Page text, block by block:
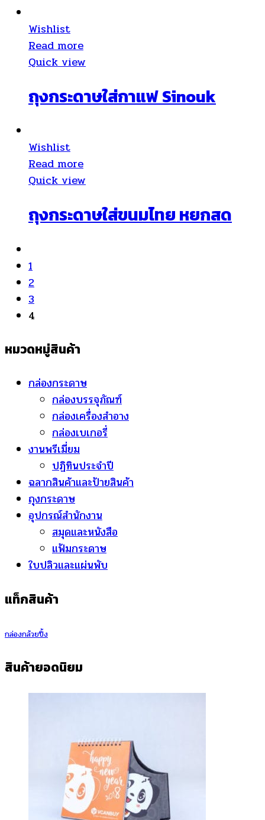
Wishlist
Read more
Quick view
ถุงกระดาษใส่กาแฟ Sinouk
Wishlist
Read more
Quick view
ถุงกระดาษใส่ขนมไทย หยกสด
1
2
3
4
หมวดหมู่สินค้า
กล่องกระดาษ
กล่องบรรจุภัณฑ์
กล่องเครื่องสำอาง
กล่องเบเกอรี่
งานพรีเมี่ยม
ปฏิทินประจำปี
ฉลากสินค้าและป้ายสินค้า
ถุงกระดาษ
อุปกรณ์สำนักงาน
สมุดและหนังสือ
แฟ้มกระดาษ
ใบปลิวและแผ่นพับ
แท็กสินค้า
กล่องกล้วยปิ้ง
สินค้ายอดนิยม